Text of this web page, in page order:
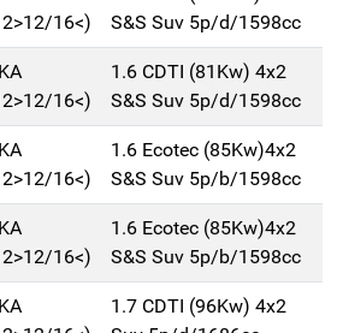
16<)
S&S Suv 5p/d/1598cc
16<)
1.6 CDTI (81Kw) 4x2
S&S Suv 5p/d/1598cc
16<)
1.6 Ecotec (85Kw)4x2
S&S Suv 5p/b/1598cc
16<)
1.6 Ecotec (85Kw)4x2
S&S Suv 5p/b/1598cc
1.7 CDTI (96Kw) 4x2